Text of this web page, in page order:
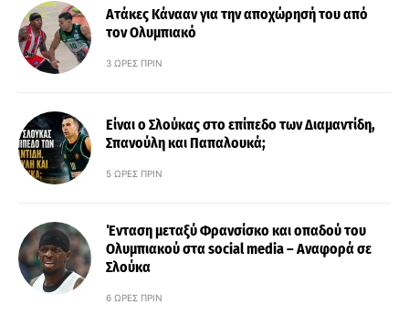
Ατάκες Κάνααν για την αποχώρησή του από
τον Ολυμπιακό
3 ΏΡΕΣ ΠΡΙΝ
Είναι ο Σλούκας στο επίπεδο των Διαμαντίδη,
Σπανούλη και Παπαλουκά;
5 ΏΡΕΣ ΠΡΙΝ
Ένταση μεταξύ Φρανσίσκο και οπαδού του
Ολυμπιακού στα social media – Αναφορά σε
Σλούκα
6 ΏΡΕΣ ΠΡΙΝ